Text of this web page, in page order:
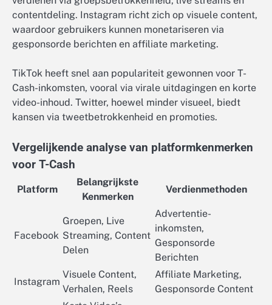
contentdeling. Instagram richt zich op visuele content,
waardoor gebruikers kunnen monetariseren via
gesponsorde berichten en affiliate marketing.
TikTok heeft snel aan populariteit gewonnen voor T-
Cash-inkomsten, vooral via virale uitdagingen en korte
video-inhoud. Twitter, hoewel minder visueel, biedt
kansen via tweetbetrokkenheid en promoties.
Vergelijkende analyse van platformkenmerken
voor T-Cash
Platform
Belangrijkste
Kenmerken
Verdienmethoden
Facebook
Groepen, Live
Streaming, Content
Delen
Advertentie-
inkomsten,
Gesponsorde
Berichten
Instagram
Visuele Content,
Verhalen, Reels
Affiliate Marketing,
Gesponsorde Content